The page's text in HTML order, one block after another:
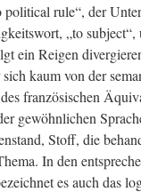
political rule“, der
„to subject“,
ein Reigen
kaum von der
französischen
gewöhnlichen
Stoff, die
In den
es auch das